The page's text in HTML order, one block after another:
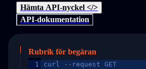
Hämta API-nyckel </>
API-dokumentation
Rubrik för begäran
1
curl --request GET